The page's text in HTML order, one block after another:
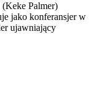
Palmer)
jako konferansjer w
ujawniający